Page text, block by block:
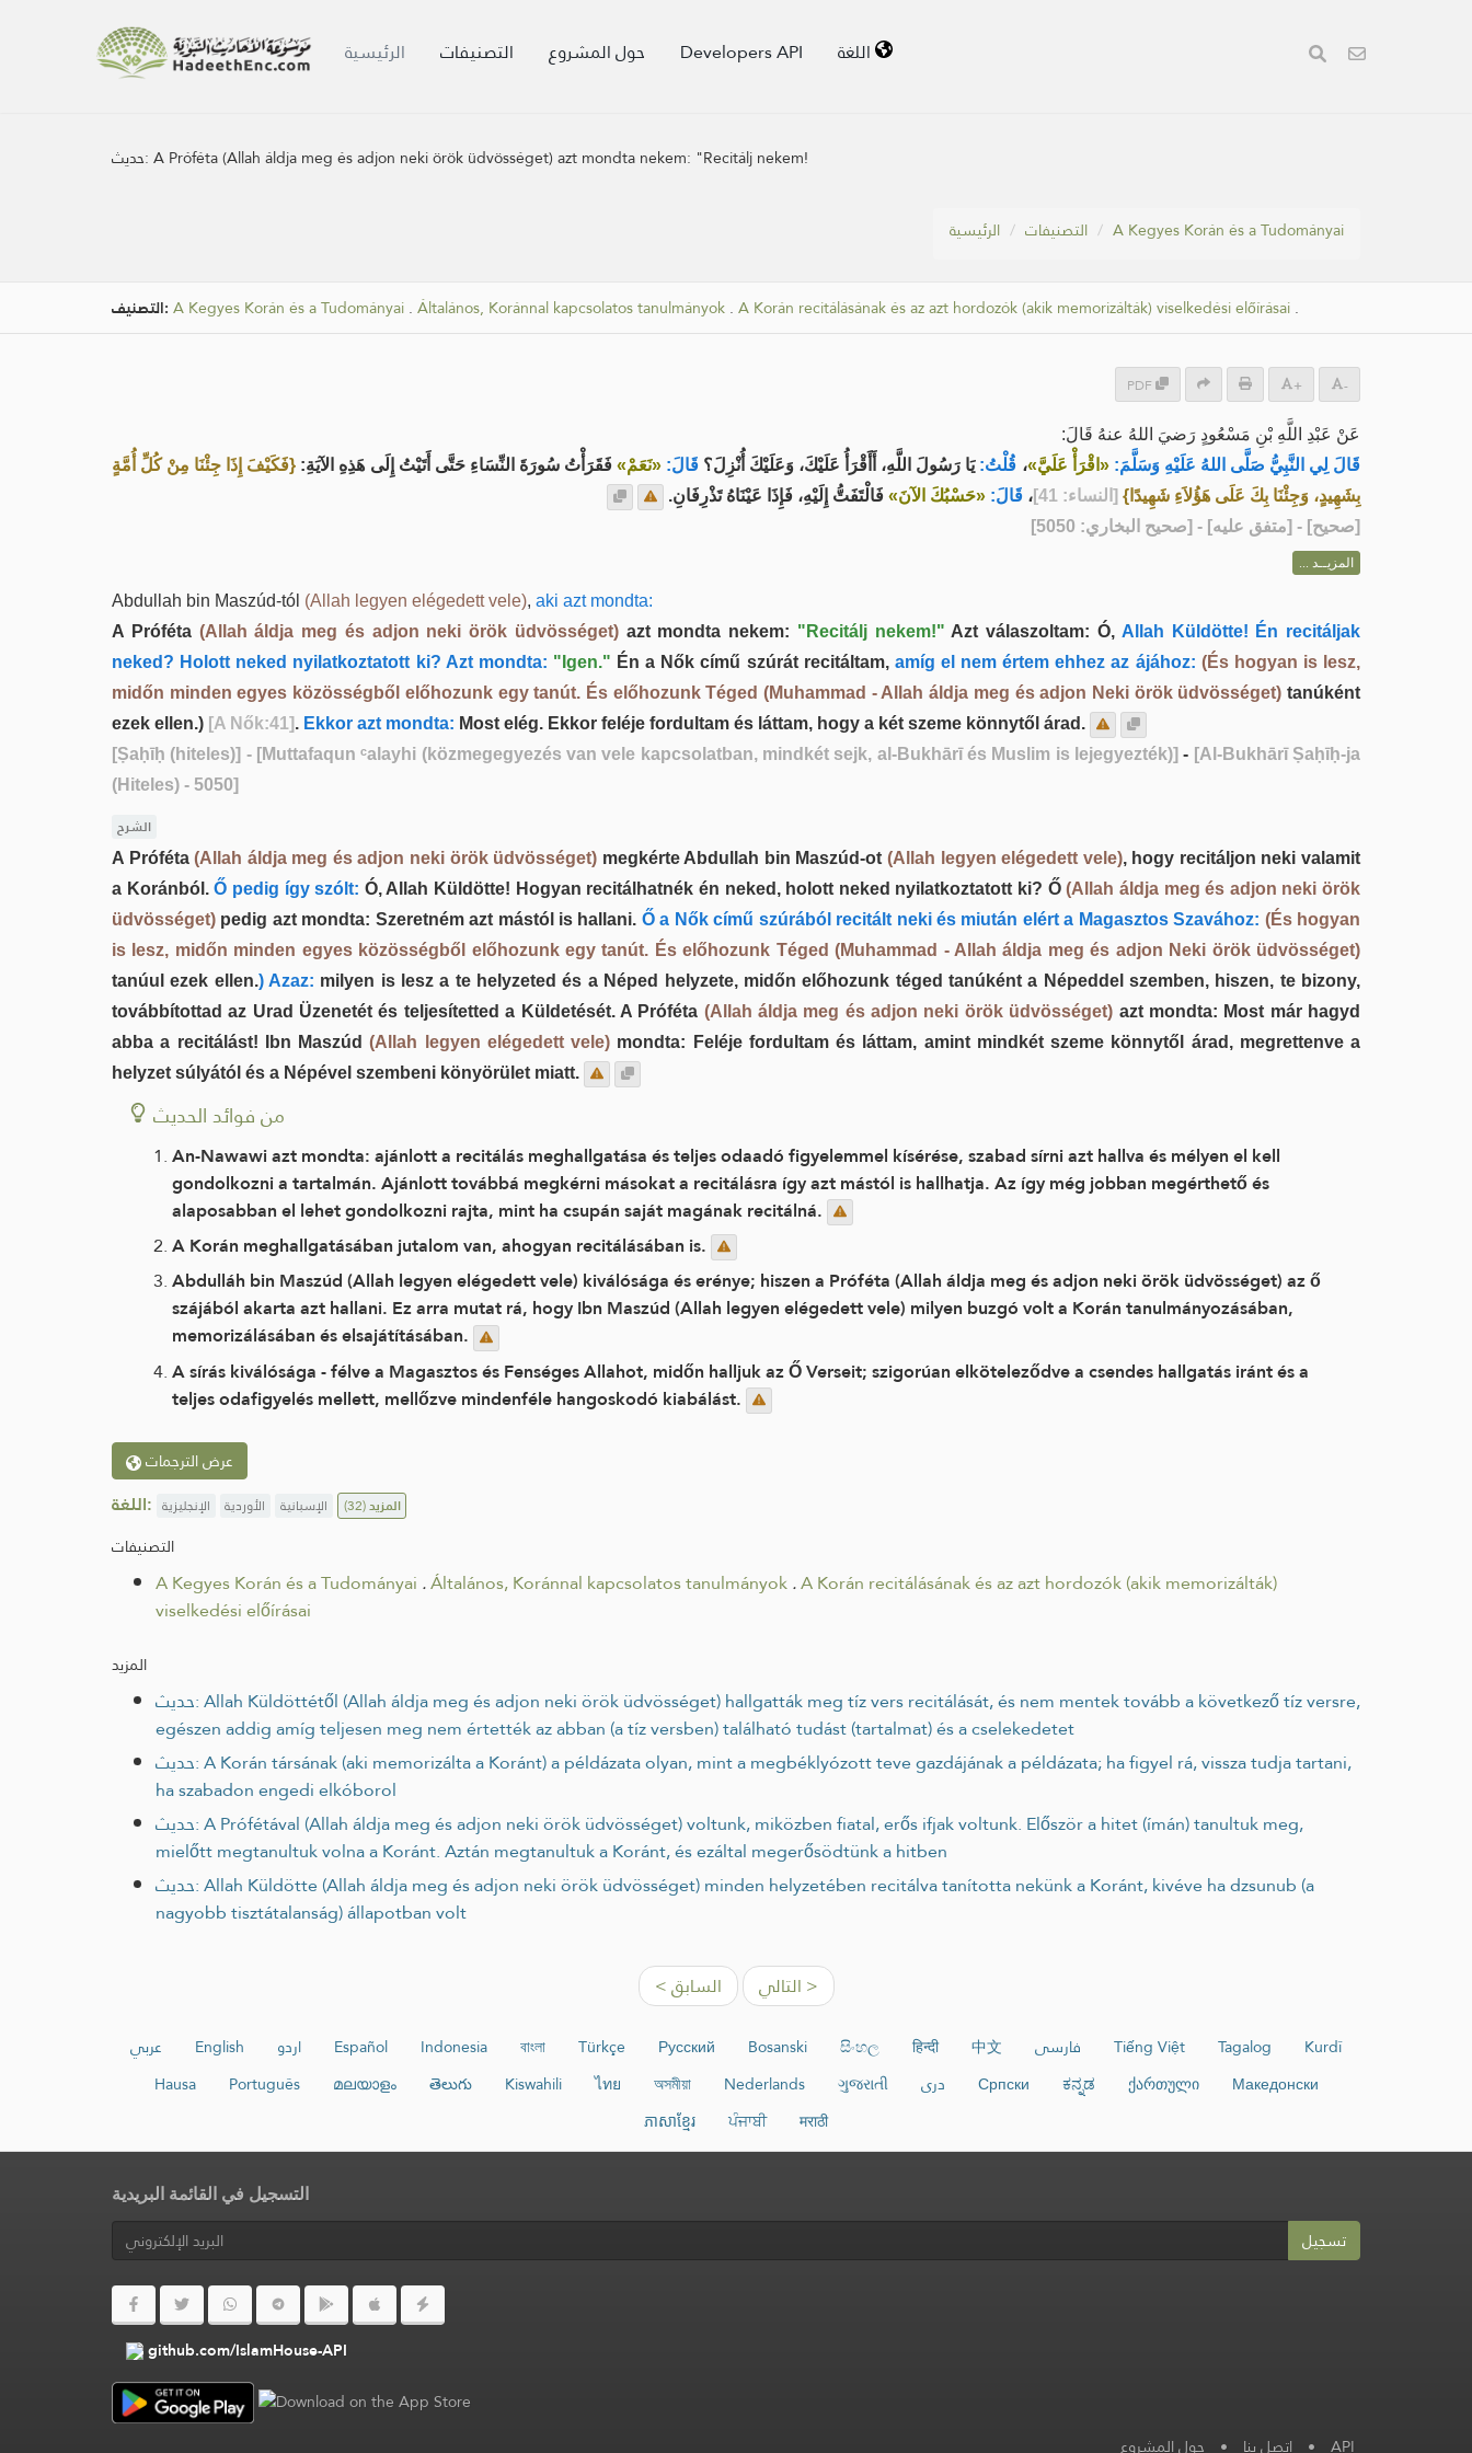
الرئيسية التصنيفات حول المشروع Developers API اللغة
حديث:A Próféta (Allah áldja meg és adjon neki örök üdvösséget) azt mondta nekem: "Recitálj nekem!
الرئيسية التصنيفات A Kegyes Korán és a Tudományai
التصنيف: A Kegyes Korán és a Tudományai . Általános, Koránnal kapcsolatos tanulmányok . A Korán recitálásának és az azt hordozók (akik memorizálták) viselkedési előírásai .
PDF + -
عَنْ عَبْدِ اللَّهِ بْنِ مَسْعُودٍ رَضيَ اللهُ عنهُ قَالَ:
قَالَ لِي النَّبِيُّ صَلَّى اللهُ عَلَيْهِ وَسَلَّمَ: «اقْرَأْ عَلَيَّ»، قُلْتُ: يَا رَسُولَ اللَّهِ، أَأَقْرَأُ عَلَيْكَ، وَعَلَيْكَ أُنْزِلَ؟ قَالَ: «نَعَمْ» فَقَرَأْتُ سُورَةَ النِّسَاءِ حَتَّى أَتَيْتُ إِلَى هَذِهِ الآيَةِ: {فَكَيْفَ إِذَا جِئْنَا مِنْ كُلِّ أُمَّةٍ
بِشَهِيدٍ، وَجِئْنَا بِكَ عَلَى هَؤُلاَءِ شَهِيدًا} [النساء: 41] ، قَالَ: «حَسْبُكَ الآنَ» فَالْتَفَتُّ إِلَيْهِ، فَإِذَا عَيْنَاهُ تَذْرِفَانِ.
[صحيح] - [متفق عليه] - [صحيح البخاري: 5050]
المزيــد ...
Abdullah bin Maszúd-tól (Allah legyen elégedett vele), aki azt mondta:
A Próféta (Allah áldja meg és adjon neki örök üdvösséget)azt mondta nekem: "Recitálj nekem!" Azt válaszoltam: Ó, Allah Küldötte! Én recitáljak
neked? Holott neked nyilatkoztatott ki? Azt mondta: "Igen." Én a Nők című szúrát recitáltam,amíg el nem értem ehhez az ájához: (És hogyan is lesz,
midőn minden egyes közösségből előhozunk egy tanút. És előhozunk Téged (Muhammad - Allah áldja meg és adjon Neki örök üdvösséget) tanúként
ezek ellen.) [A Nők:41]. Ekkor azt mondta: Most elég. Ekkor feléje fordultam és láttam, hogy a két szeme könnytől árad.
[Ṣaḥīḥ (hiteles)] - [Muttafaqun ᶜalayhi (közmegegyezés van vele kapcsolatban, mindkét sejk, al-Bukhārī és Muslim is lejegyezték)] - [Al-Bukhārī Ṣaḥīḥ-ja
(Hiteles) - 5050]
الشرح
A Próféta(Allah áldja meg és adjon neki örök üdvösséget) megkérte Abdullah bin Maszúd-ot(Allah legyen elégedett vele), hogy recitáljon neki valamit
a Koránból.Ő pedig így szólt: Ó, Allah Küldötte! Hogyan recitálhatnék én neked, holott neked nyilatkoztatott ki? Ő(Allah áldja meg és adjon neki örök
üdvösséget) pedig azt mondta: Szeretném azt mástól is hallani. Ő a Nők című szúrából recitált neki és miután elért a Magasztos Szavához: (És hogyan
is lesz, midőn minden egyes közösségből előhozunk egy tanút. És előhozunk Téged (Muhammad - Allah áldja meg és adjon Neki örök üdvösséget)
tanúul ezek ellen.) Azaz: milyen is lesz a te helyzeted és a Néped helyzete, midőn előhozunk téged tanúként a Népeddel szemben, hiszen, te bizony,
továbbítottad az Urad Üzenetét és teljesítetted a Küldetését. A Próféta (Allah áldja meg és adjon neki örök üdvösséget) azt mondta: Most már hagyd
abba a recitálást! Ibn Maszúd(Allah legyen elégedett vele) mondta: Feléje fordultam és láttam, amint mindkét szeme könnytől árad, megrettenve a
helyzet súlyától és a Népével szembeni könyörület miatt.
من فوائد الحديث
An-Nawawi azt mondta: ajánlott a recitálás meghallgatása és teljes odaadó figyelemmel kísérése, szabad sírni azt hallva és mélyen el kell
gondolkozni a tartalmán. Ajánlott továbbá megkérni másokat a recitálásra így azt mástól is hallhatja. Az így még jobban megérthető és
alaposabban el lehet gondolkozni rajta, mint ha csupán saját magának recitálná.
A Korán meghallgatásában jutalom van, ahogyan recitálásában is.
Abdulláh bin Maszúd (Allah legyen elégedett vele) kiválósága és erénye; hiszen a Próféta (Allah áldja meg és adjon neki örök üdvösséget) az ő
szájából akarta azt hallani. Ez arra mutat rá, hogy Ibn Maszúd (Allah legyen elégedett vele) milyen buzgó volt a Korán tanulmányozásában,
memorizálásában és elsajátításában.
A sírás kiválósága - félve a Magasztos és Fenséges Allahot, midőn halljuk az Ő Verseit; szigorúan elköteleződve a csendes hallgatás iránt és a
teljes odafigyelés mellett, mellőzve mindenféle hangoskodó kiabálást.
عرض الترجمات
اللغة: الإنجليزية الأوردية الإسبانية المزيد(32)
التصنيفات
A Kegyes Korán és a Tudományai .Általános, Koránnal kapcsolatos tanulmányok.A Korán recitálásának és az azt hordozók (akik memorizálták)
viselkedési előírásai
المزيد
حديث: Allah Küldöttétől (Allah áldja meg és adjon neki örök üdvösséget) hallgatták meg tíz vers recitálását, és nem mentek tovább a következő tíz versre,
egészen addig amíg teljesen meg nem értették az abban (a tíz versben) található tudást (tartalmat) és a cselekedetet
حديث: A Korán társának (aki memorizálta a Koránt) a példázata olyan, mint a megbéklyózott teve gazdájának a példázata; ha figyel rá, vissza tudja tartani,
ha szabadon engedi elkóborol
حديث: A Prófétával (Allah áldja meg és adjon neki örök üdvösséget) voltunk, miközben fiatal, erős ifjak voltunk. Először a hitet (ímán) tanultuk meg,
mielőtt megtanultuk volna a Koránt. Aztán megtanultuk a Koránt, és ezáltal megerősödtünk a hitben
حديث: Allah Küldötte (Allah áldja meg és adjon neki örök üdvösséget) minden helyzetében recitálva tanította nekünk a Koránt, kivéve ha dzsunub (a
nagyobb tisztátalanság) állapotban volt
< السابق التالي >
عربي English اردو Español Indonesia বাংলা Türkçe Русский Bosanski සිංහල हिन्दी 中文 فارسی Tiếng Việt Tagalog
Kurdî
Hausa
Português മലയാളം తెలుగు Kiswahili ไทย অসমীয়া Nederlands ગુજરાતી دری Српски ಕನ್ನಡ ქართული
Македонски
ភាសាខ្មែរ
ਪੰਜਾਬੀ मराठी
التسجيل في القائمة البريدية
تسجيل
github.com/IslamHouse-API
حول المشروع • اتصل بنا • API